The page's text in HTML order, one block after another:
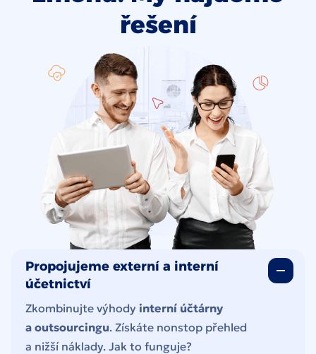
řešení
Propojujeme externí a interní
účetnictví
Zkombinujte výhody interní účtárny
a outsourcingu. Získáte nonstop přehled
a nižší náklady. Jak to funguje?